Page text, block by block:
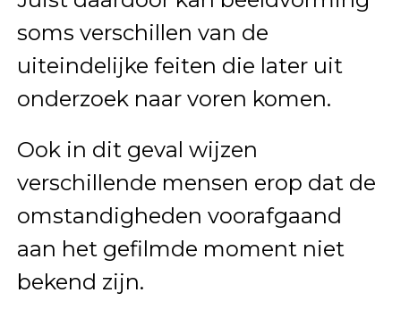
soms verschillen van de
uiteindelijke feiten die later uit
onderzoek naar voren komen.
Ook in dit geval wijzen
verschillende mensen erop dat de
omstandigheden voorafgaand
aan het gefilmde moment niet
bekend zijn.